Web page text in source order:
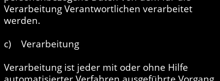
Verarbeitung Verantwortlichen verarbeitet
werden.
c) Verarbeitung
Verarbeitung ist jeder mit oder ohne Hilfe